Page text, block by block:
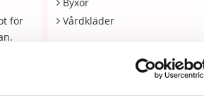
för
Vårdkläder